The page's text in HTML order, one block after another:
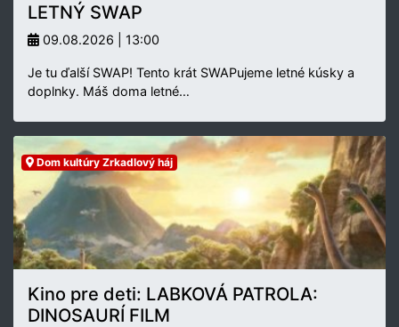
LETNÝ SWAP
09.08.2026 | 13:00
Je tu ďalší SWAP! Tento krát SWAPujeme letné kúsky a
doplnky. Máš doma letné…
Dom kultúry Zrkadlový háj
Kino pre deti: LABKOVÁ PATROLA:
DINOSAURÍ FILM